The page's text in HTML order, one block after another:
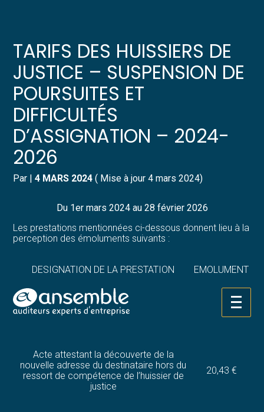
Aller
au
Gérer votre quotidien
Piloter votre entreprise
Développer votre entreprise
Construire votre patrimoine
Structurer votre croissance
Être prêt pour la facturation
électronique
Suivre votre comptabilité
Gérer vos ressources humaines
Dématérialiser vos documents
TARIFS DES HUISSIERS DE
JUSTICE – SUSPENSION DE
POURSUITES ET
DIFFICULTÉS
D’ASSIGNATION – 2024-
2026
Par |4 MARS 2024 ( Mise à jour 4 mars 2024)
Du 1er mars 2024 au 28 février 2026
Les prestations mentionnées ci-dessous donnent lieu à la
perception des émoluments suivants :
DESIGNATION DE LA PRESTATION EMOLUMENT
Acte de tentative d’exécution, notamment
en l’absence de l’occupant du local ou si
20,43 €
Acte attestant la découverte de la
nouvelle adresse du destinataire hors du
ressort de compétence de l’huissier de
justice
20,43 €